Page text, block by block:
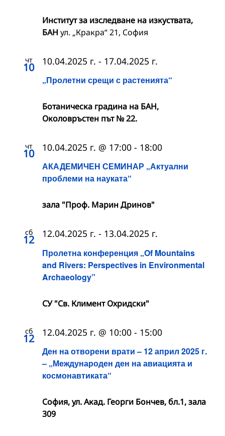
Институт за изследване на изкуствата,
БАН ул. „Кракра“ 21, София
чт
10
„Пролетни срещи с растенията“
10.04.2025 г. - 17.04.2025 г.
Ботаническа градина на БАН,
Околовръстен път № 22.
чт
10
АКАДЕМИЧЕН СЕМИНАР „Актуални
проблеми на науката“
10.04.2025 г. @ 17:00 - 18:00
зала "Проф. Марин Дринов"
сб
12
Пролетна конференция „Of Mountains
and Rivers: Perspectives in Environmental
Archaeology”
12.04.2025 г. - 13.04.2025 г.
СУ "Св. Климент Охридски"
сб
12
Ден на отворени врати – 12 април 2025 г.
– „Международен ден на авиацията и
космонавтиката“
12.04.2025 г. @ 10:00 - 15:00
София, ул. Акад. Георги Бончев, бл.1, зала
309